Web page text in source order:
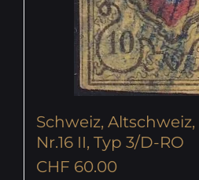
Schweiz,
Nr.16 II, Typ 3/D-RO
CHF 60.00